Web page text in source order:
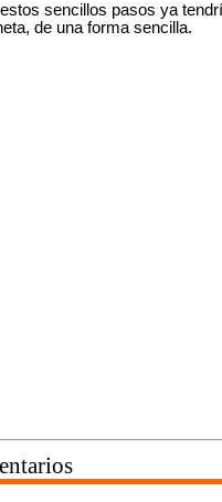
sencillos pasos ya
de una forma sencilla.